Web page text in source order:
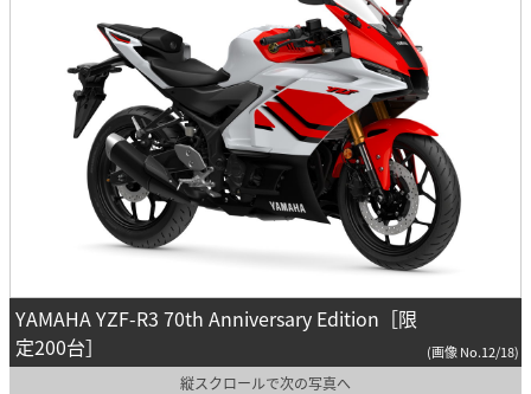
YAMAHA YZF-R3 70th Anniversary Edition［限
定200台］
(画像 No.12/18)
縦スクロールで次の写真へ